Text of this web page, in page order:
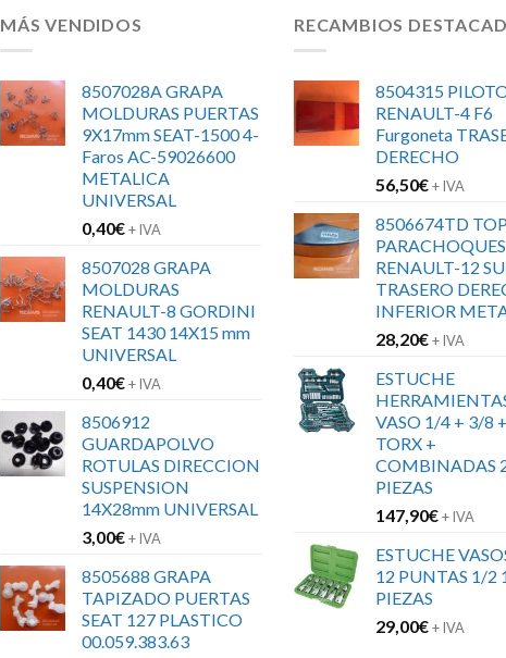
MÁS VENDIDOS
8507028A GRAPA
MOLDURAS PUERTAS
9X17mm SEAT-1500 4-
Faros AC-59026600
METALICA
UNIVERSAL
0,40€+ IVA
8507028 GRAPA
MOLDURAS
RENAULT-8 GORDINI
SEAT 1430 14X15 mm
UNIVERSAL
0,40€+ IVA
8506912
GUARDAPOLVO
ROTULAS DIRECCION
SUSPENSION
14X28mm UNIVERSAL
3,00€+ IVA
8505688 GRAPA
TAPIZADO PUERTAS
SEAT 127 PLASTICO
00.059.383.63
RECAMBIOS
8504315
RENAULT-4 F6
Furgoneta
DERECHO
56,50€+ IVA
8506674TD
PARACHOQUES
RENAULT-12
TRASERO
INFERIOR
28,20€+ IVA
ESTUCHE
VASO 1/4 + 3/8
TORX +
COMBINADAS
PIEZAS
147,90€+ IVA
ESTUCHE
12 PUNTAS 1/2
PIEZAS
29,00€+ IVA